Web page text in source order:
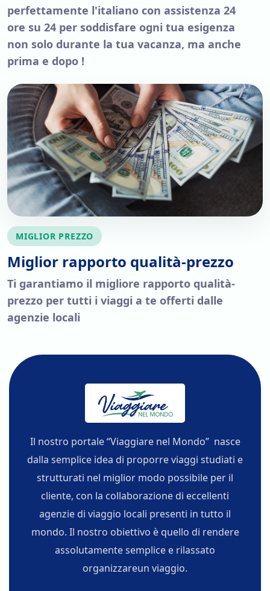
soluzioni perfette sia per le escursioni sia per visitare i siti
archeologici in modo pratico e comodo.
Si consiglia di mettere in valigia un paio di scarpe comode
per le escursioni, un cappello per ripararsi dal sole, crema
perfettamente l'italiano con assistenza 24
ore su 24 per soddisfare ogni tua esigenza
non solo durante la tua vacanza, ma anche
prima e dopo !
MIGLIOR PREZZO
Miglior rapporto qualità-prezzo
Ti garantiamo il migliore rapporto qualità-
prezzo per tutti i viaggi a te offerti dalle
agenzie locali
Il nostro portale “Viaggiare nel Mondo” nasce
dalla semplice idea di proporre viaggi studiati e
strutturati nel miglior modo possibile per il
cliente, con la collaborazione di eccellenti
agenzie di viaggio locali presenti in tutto il
mondo. Il nostro obiettivo è quello di rendere
assolutamente semplice e rilassato
organizzareun viaggio.